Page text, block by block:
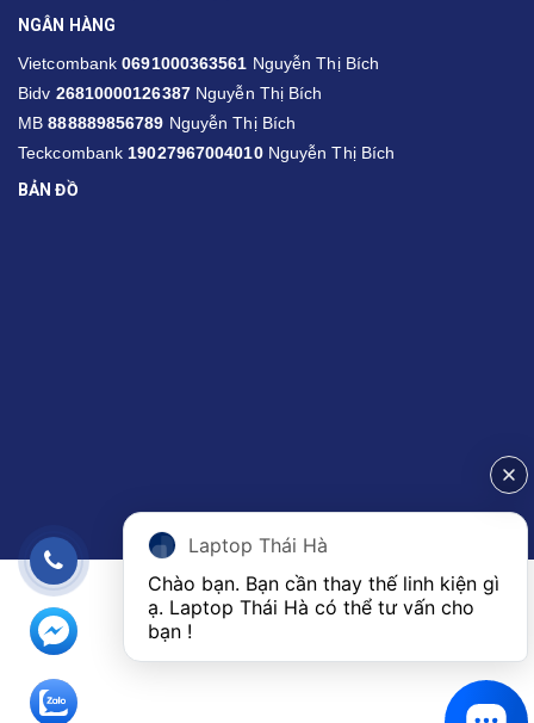
NGÂN HÀNG
Vietcombank0691000363561 Nguyễn Thị Bích
Bidv 26810000126387Nguyễn Thị Bích
MB888889856789 Nguyễn Thị Bích
Teckcombank 19027967004010Nguyễn Thị Bích
BẢN ĐỒ
Laptop Thái Hà
Chào bạn. Bạn cần thay thế linh kiện gì
ạ. Laptop Thái Hà có thể tư vấn cho
bạn !